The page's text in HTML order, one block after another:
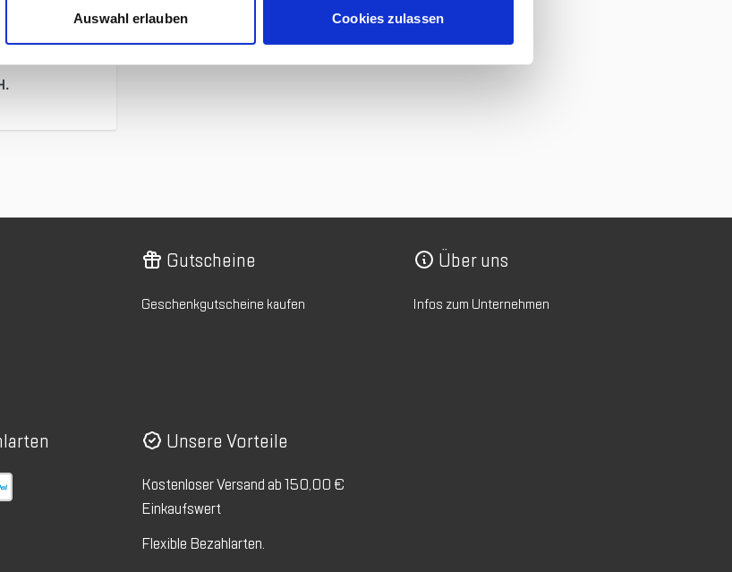
Auswahl erlauben Cookies zulassen
x 8H.
Gutscheine
Geschenkgutscheine kaufen
Über uns
Infos zum Unternehmen
Unsere Vorteile
Kostenloser Versand ab 150,00 €
Einkaufswert
Flexible Bezahlarten.